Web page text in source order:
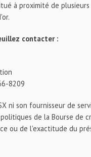
à proximité de
contacter :
8209
ni son fournisseur de
de la Bourse de
ou de l'exactitude du